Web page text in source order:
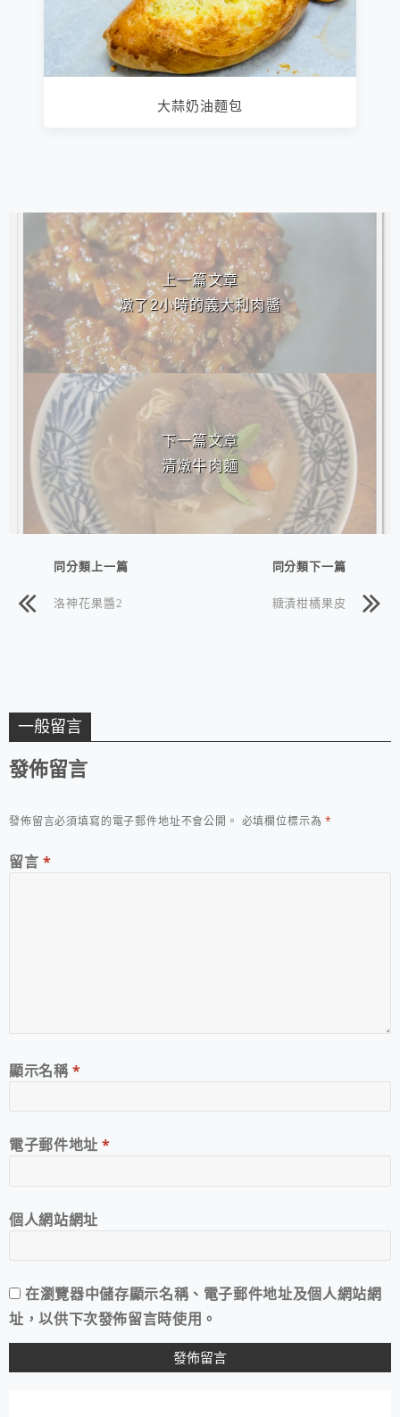
大蒜奶油麵包
相連文章
上一篇文章
燉了2小時的義大利肉醬
下一篇文章
清燉牛肉麵
同分類上一篇
洛神花果醬2
同分類下一篇
糖漬柑橘果皮
一般留言
發佈留言
發佈留言必須填寫的電子郵件地址不會公開。 必填欄位標示為*
留言 *
顯示名稱*
電子郵件地址*
個人網站網址
在瀏覽器中儲存顯示名稱、電子郵件地址及個人網站網
址，以供下次發佈留言時使用。